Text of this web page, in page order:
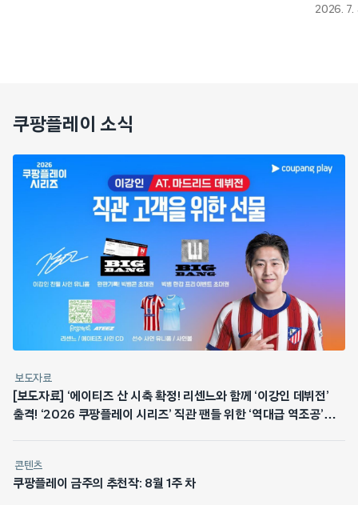
2026. 7.
쿠팡플레이 소식
보도자료
[보도자료] ‘에이티즈 산 시축 확정! 리센느와 함께 ‘이강인 데뷔전’
출격! ‘2026 쿠팡플레이 시리즈’ 직관 팬들 위한 ‘역대급 역조공’
콘텐츠
쿠팡플레이 금주의 추천작: 8월 1주 차